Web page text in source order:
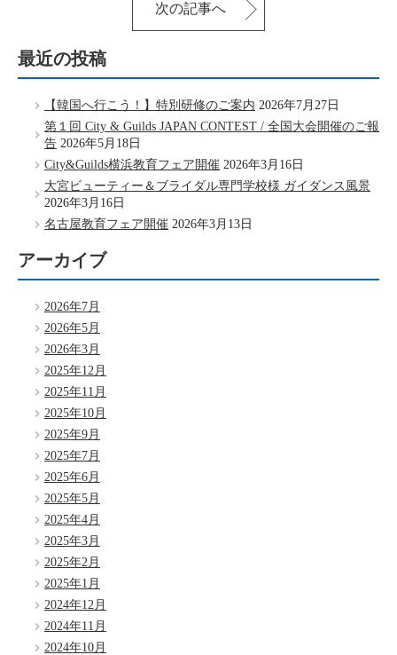
次の記事へ
最近の投稿
【韓国へ行こう！】特別研修のご案内 2026年7月27日
第１回 City & Guilds JAPAN CONTEST / 全国大会開催のご報
告 2026年5月18日
City&Guilds横浜教育フェア開催 2026年3月16日
大宮ビューティー＆ブライダル専門学校様 ガイダンス風景
2026年3月16日
名古屋教育フェア開催 2026年3月13日
アーカイブ
2026年7月
2026年5月
2026年3月
2025年12月
2025年11月
2025年10月
2025年9月
2025年7月
2025年6月
2025年5月
2025年4月
2025年3月
2025年2月
2025年1月
2024年12月
2024年11月
2024年10月